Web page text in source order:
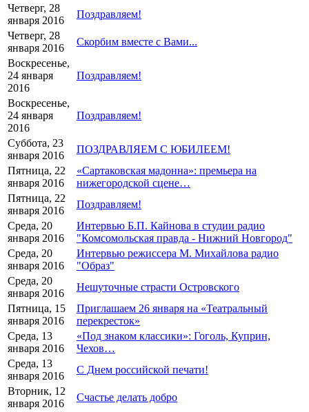
Четверг, 28
января 2016
Поздравляем!
Четверг, 28
января 2016
Скорбим вместе с Вами...
Воскресенье,
24 января
2016
Поздравляем!
Воскресенье,
24 января
2016
Поздравляем!
Суббота, 23
января 2016
ПОЗДРАВЛЯЕМ С ЮБИЛЕЕМ!
Пятница, 22
января 2016
«Сартаковская мадонна»: премьера на
нижегородской сцене…
Пятница, 22
января 2016
Поздравляем!
Среда, 20
января 2016
Интервью Б.П. Кайнова в студии радио
"Комсомольская правда - Нижний Новгород"
Среда, 20
января 2016
Интервью режиссера М. Михайлова радио
"Образ"
Среда, 20
января 2016
Нешуточные страсти Островского
Пятница, 15
января 2016
Приглашаем 26 января на «Театральный
перекресток»
Среда, 13
января 2016
«Под знаком классики»: Гоголь, Куприн,
Чехов…
Среда, 13
января 2016
С Днем российской печати!
Вторник, 12
января 2016
Счастье делать добро